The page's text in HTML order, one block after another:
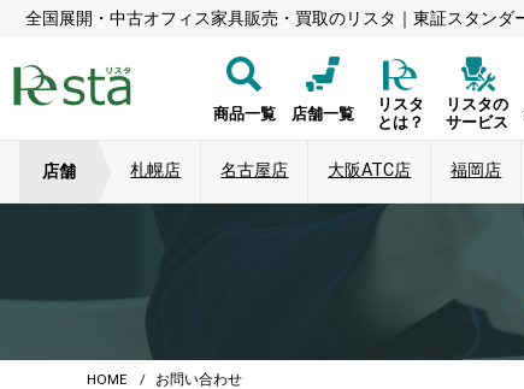
全国展開・中古オフィス家具販売・買取のリスタ｜東証スタン
商品一覧 店舗一覧
リスタ
とは？
リスタの
サービス
店舗 札幌店 名古屋店 大阪ATC店 福岡店
HOME お問い合わせ